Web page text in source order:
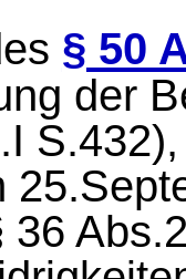
§ 50
der
36